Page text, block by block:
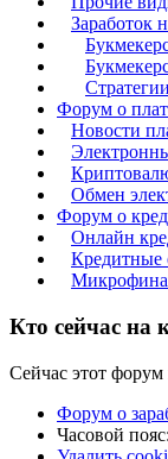
Заработок
Форум о
Новости
Обмен
Форум о
Онлайн
Кредитные
Кто сейчас на
Сейчас этот
Форум о
Часовой пояс: